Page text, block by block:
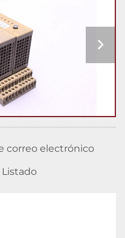
correo electrónico